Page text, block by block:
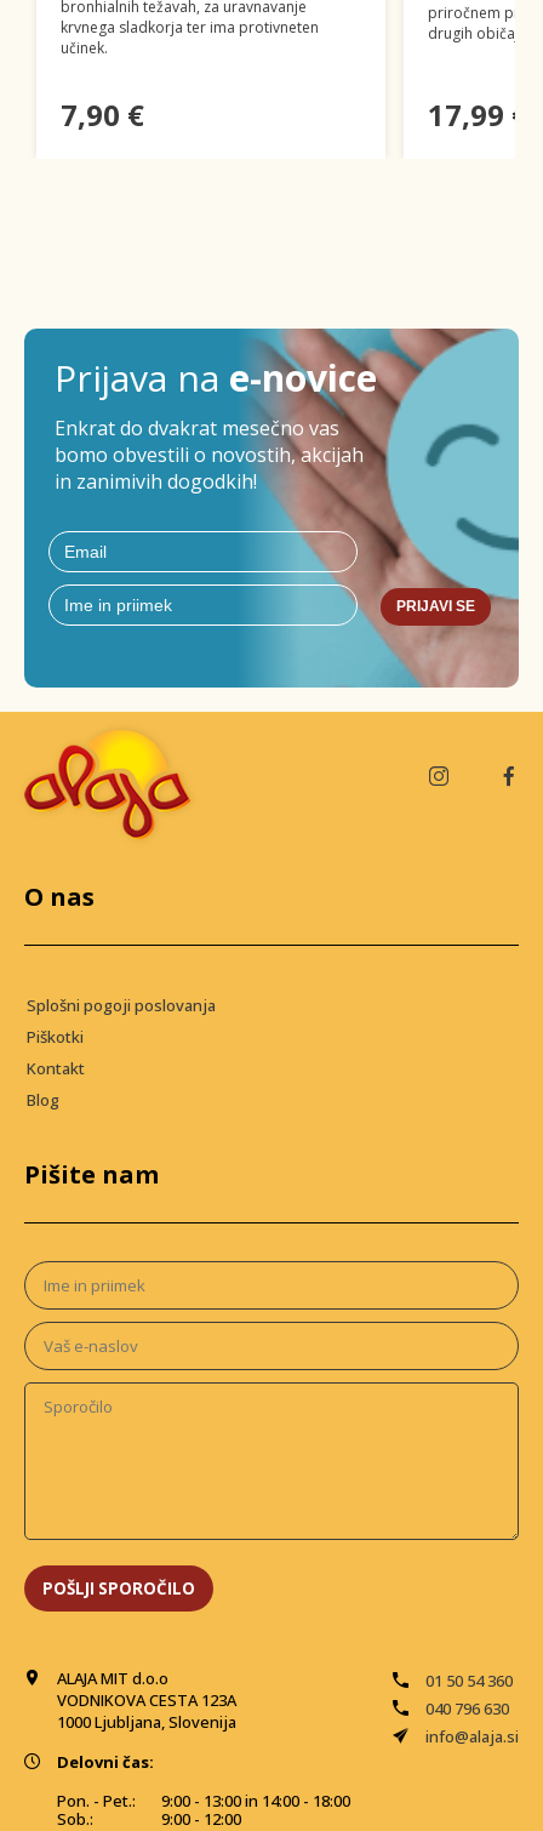
bronhialnih težavah, za uravnavanje
krvnega sladkorja ter ima protivneten
učinek.
7,90 €
priročnem
drugih
17,99 €
Prijava na e-novice
Enkrat do dvakrat mesečno vas
bomo obvestili o novostih, akcijah
in zanimivih dogodkih!
PRIJAVI SE
ALAJA MIT d.o.o
VODNIKOVA CESTA 123A
1000 Ljubljana, Slovenija
01 50 54 360
040 796 630
info@alaja.si
Delovni čas:
Pon. - Pet.:
Sob.:
9:00 - 13:00 in 14:00 - 18:00
9:00 - 12:00
O nas
Splošni pogoji poslovanja
Piškotki
Kontakt
Blog
Pišite nam